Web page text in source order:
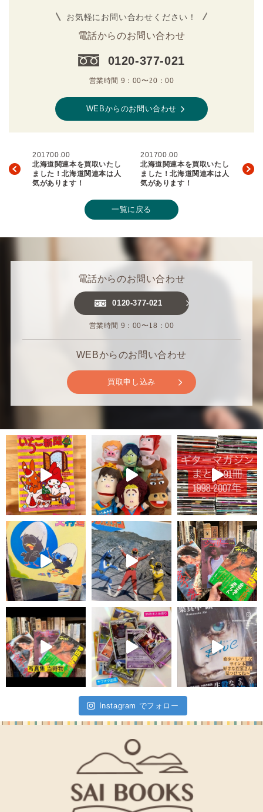
お気軽にお問い合わせください！
電話からのお問い合わせ
0120-377-021
営業時間 9：00〜20：00
WEBからのお問い合わせ
201700.00
北海道関連本を買取いたし
ました！北海道関連本は人
気があります！
201700.00
北海道関連本を買取いたし
ました！北海道関連本は人
気があります！
一覧に戻る
電話からのお問い合わせ
0120-377-021
営業時間 9：00〜18：00
WEBからのお問い合わせ
買取申し込み
Instagram でフォロー